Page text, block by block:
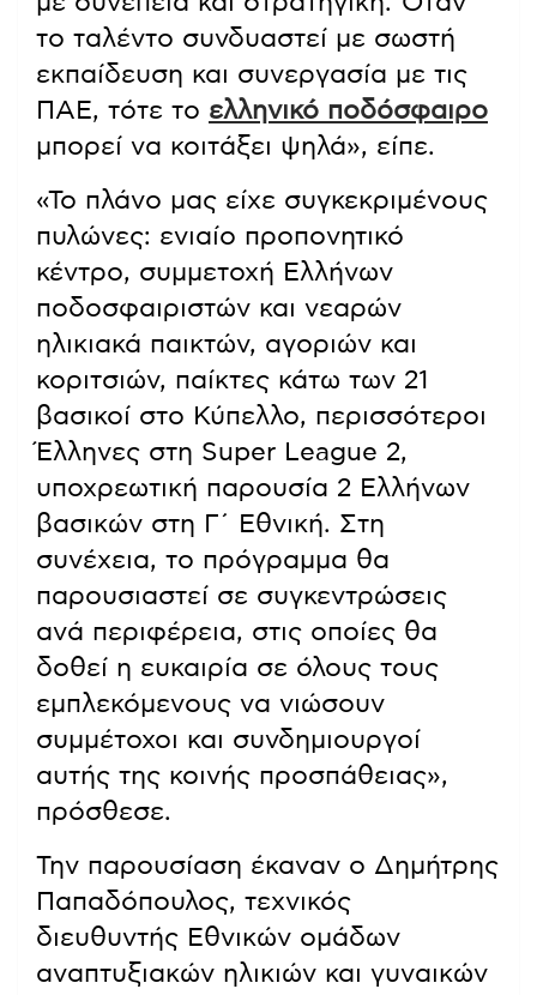
το ταλέντο συνδυαστεί με σωστή
εκπαίδευση και συνεργασία με τις
ΠΑΕ, τότε το ελληνικό ποδόσφαιρο
μπορεί να κοιτάξει ψηλά», είπε.
«Το πλάνο μας είχε συγκεκριμένους
πυλώνες: ενιαίο προπονητικό
κέντρο, συμμετοχή Ελλήνων
ποδοσφαιριστών και νεαρών
ηλικιακά παικτών, αγοριών και
κοριτσιών, παίκτες κάτω των 21
βασικοί στο Κύπελλο, περισσότεροι
Έλληνες στη Super League 2,
υποχρεωτική παρουσία 2 Ελλήνων
βασικών στη Γ΄ Εθνική. Στη
συνέχεια, το πρόγραμμα θα
παρουσιαστεί σε συγκεντρώσεις
ανά περιφέρεια, στις οποίες θα
δοθεί η ευκαιρία σε όλους τους
εμπλεκόμενους να νιώσουν
συμμέτοχοι και συνδημιουργοί
αυτής της κοινής προσπάθειας»,
πρόσθεσε.
Την παρουσίαση έκαναν ο Δημήτρης
Παπαδόπουλος, τεχνικός
διευθυντής Εθνικών ομάδων
αναπτυξιακών ηλικιών και γυναικών